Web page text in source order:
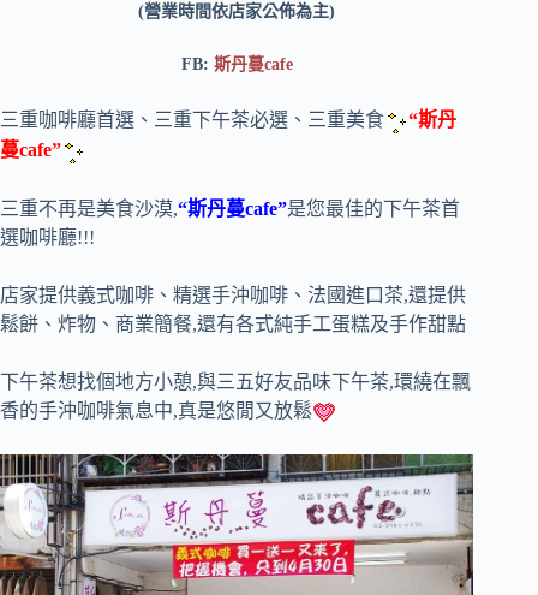
(營業時間依店家公佈為主)
FB: 斯丹蔓cafe
三重咖啡廳首選、三重下午茶必選、三重美食
“斯丹
蔓cafe”
三重不再是美食沙漠,“斯丹蔓cafe”是您最佳的下午茶首
選咖啡廳!!!
店家提供義式咖啡、精選手沖咖啡、法國進口茶,還提供
鬆餅、炸物、商業簡餐,還有各式純手工蛋糕及手作甜點
下午茶想找個地方小憩,與三五好友品味下午茶,環繞在飄
香的手沖咖啡氣息中,真是悠閒又放鬆